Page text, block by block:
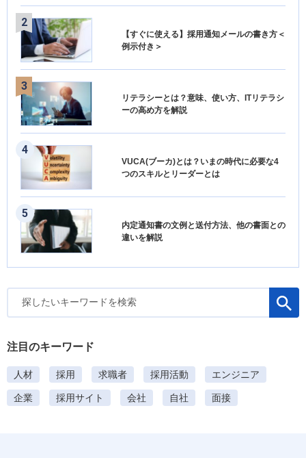
【すぐに使える】採用通知メールの書き方＜
例示付き＞
リテラシーとは？意味、使い方、ITリテラシ
ーの高め方を解説
VUCA(ブーカ)とは？いまの時代に必要な4
つのスキルとリーダーとは
内定通知書の文例と送付方法、他の書面との
違いを解説
注目のキーワード
人材 採用 求職者 採用活動 エンジニア
企業 採用サイト 会社 自社 面接